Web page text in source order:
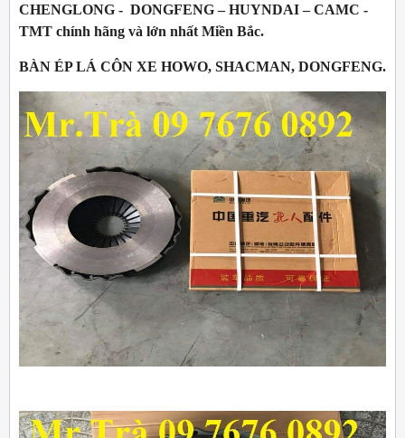
CHENGLONG - DONGFENG – HUYNDAI – CAMC -
TMT chính hãng và lớn nhất Miền Bắc.
BÀN ÉP LÁ CÔN XE HOWO, SHACMAN, DONGFENG.